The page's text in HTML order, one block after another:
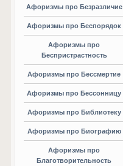
Афоризмы про Безразличие
Афоризмы про Беспорядок
Афоризмы про
Беспристрастность
Афоризмы про Бессмертие
Афоризмы про Бессонницу
Афоризмы про Библиотеку
Афоризмы про Биографию
Афоризмы про
Благотворительность